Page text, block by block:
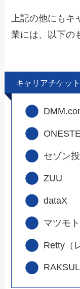
上記の他にもキ
業には、以下の
キャリアチケッ
セゾン
ZUU
dataX
マツモ
Retty（